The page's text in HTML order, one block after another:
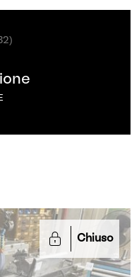
Chiuso
)